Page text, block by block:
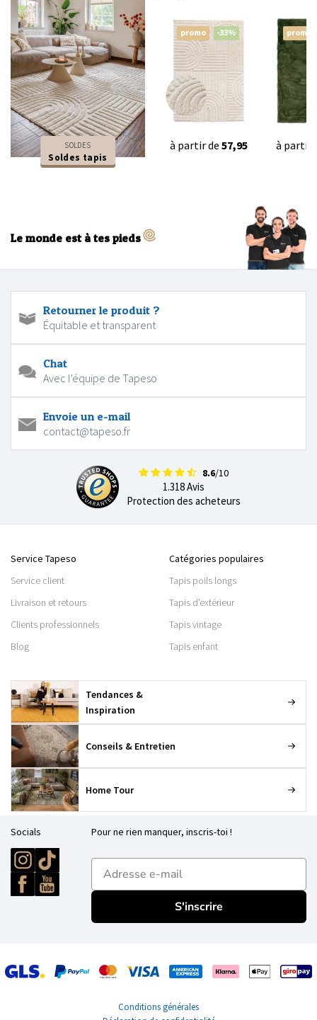
SOLDES
Soldes tapis
promo -33%
à partir de 57,95
promo
à partir
Le monde est à tes pieds
Retourner le produit ?
Équitable et transparent
Chat
Avec l'équipe de Tapeso
Envoie un e-mail
contact@tapeso.fr
8.6/10
1.318 Avis
Protection des acheteurs
Service Tapeso
Service client
Livraison et retours
Clients professionnels
Blog
Catégories populaires
Tapis poils longs
Tapis d’extérieur
Tapis vintage
Tapis enfant
Tendances &
Inspiration
Conseils & Entretien
Home Tour
Socials Pour ne rien manquer, inscris-toi !
E-mailadres
S'inscrire
Conditions générales